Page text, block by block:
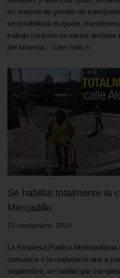
en materia de gestión de
se posibilitará el aporte,
trabajo conjunto en varios ámbitos
del sistema… Leer más »
Se habilita totalmente la
Mercadillo
13 septiembre, 2018
La Empresa Pública
comunica a la ciudadanía que a
septiembre, se habilitó por